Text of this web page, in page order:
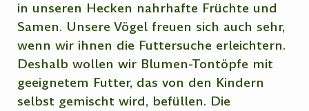
in unseren Hecken nahrhafte Früchte und
Samen. Unsere Vögel freuen sich auch sehr,
wenn wir ihnen die Futtersuche erleichtern.
Deshalb wollen wir Blumen-Tontöpfe mit
geeignetem Futter, das von den Kindern
selbst gemischt wird, befüllen. Die